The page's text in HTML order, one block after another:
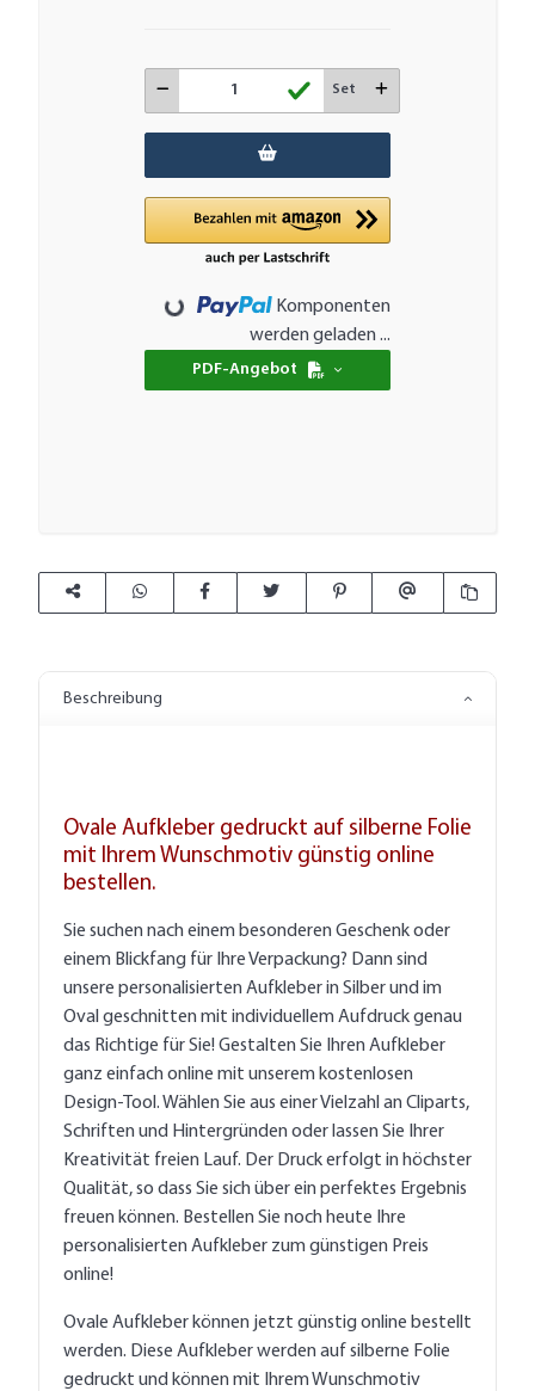
Set
Loading...
Komponenten
werden geladen ...
PDF-Angebot
Beschreibung
Ovale Aufkleber gedruckt auf silberne Folie
mit Ihrem Wunschmotiv günstig online
bestellen.
Sie suchen nach einem besonderen Geschenk oder
einem Blickfang für Ihre Verpackung? Dann sind
unsere personalisierten Aufkleber in Silber und im
Oval geschnitten mit individuellem Aufdruck genau
das Richtige für Sie! Gestalten Sie Ihren Aufkleber
ganz einfach online mit unserem kostenlosen
Design-Tool. Wählen Sie aus einer Vielzahl an Cliparts,
Schriften und Hintergründen oder lassen Sie Ihrer
Kreativität freien Lauf. Der Druck erfolgt in höchster
Qualität, so dass Sie sich über ein perfektes Ergebnis
freuen können. Bestellen Sie noch heute Ihre
personalisierten Aufkleber zum günstigen Preis
online!
Ovale Aufkleber können jetzt günstig online bestellt
werden. Diese Aufkleber werden auf silberne Folie
gedruckt und können mit Ihrem Wunschmotiv